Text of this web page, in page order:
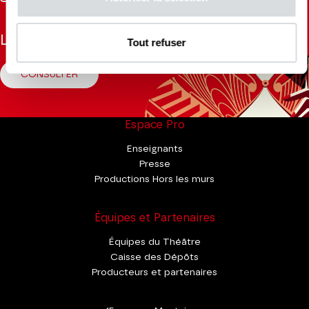
Tout refuser
La Brochure
CONSULTER
Espace Pro
Enseignants
Presse
Productions Hors les murs
Équipes et Partenaires
Équipes du Théâtre
Caisse des Dépôts
Producteurs et partenaires